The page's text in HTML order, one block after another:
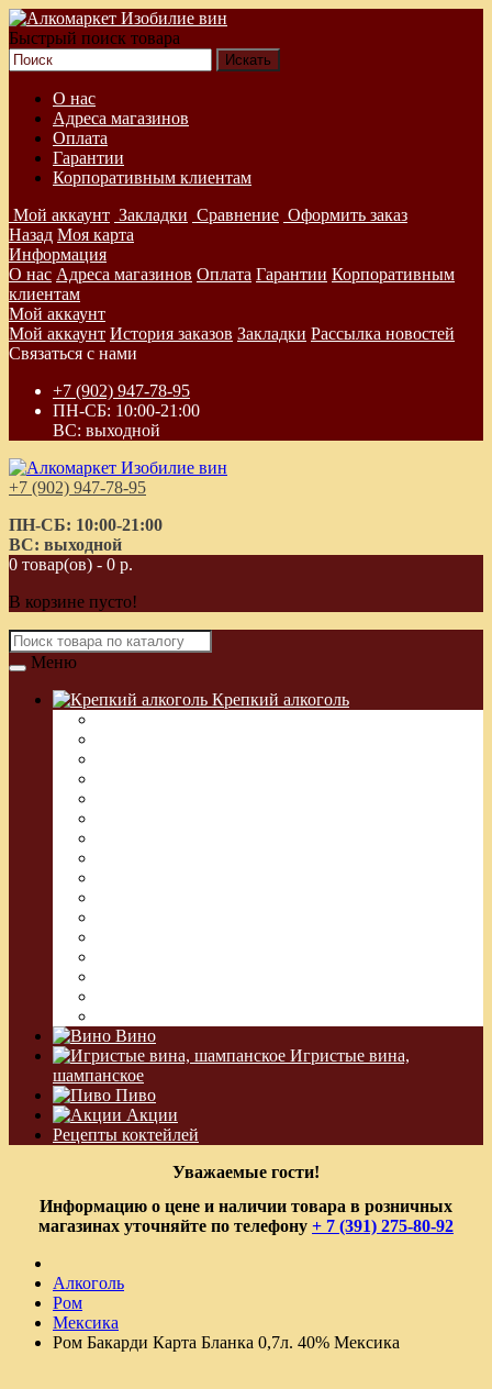
Быстрый поиск товара
О нас
Адреса магазинов
Оплата
Гарантии
Корпоративным клиентам
Мой аккаунт Закладки Сравнение Оформить заказ
Назад Моя карта
Информация
О нас Адреса магазинов Оплата Гарантии Корпоративным
клиентам
Мой аккаунт
Мой аккаунт История заказов Закладки Рассылка новостей
Связаться с нами
+7 (902) 947-78-95
ПН-СБ: 10:00-21:00
ВС: выходной
+7 (902) 947-78-95
ПН-СБ: 10:00-21:00
ВС: выходной
0 товар(ов) - 0 р.
В корзине пусто!
Меню
Крепкий алкоголь
Вино
Игристые вина,
шампанское
Пиво
Акции
Рецепты коктейлей
Уважаемые гости!
Информацию о цене и наличии товара в розничных
магазинах уточняйте по телефону + 7 (391) 275-80-92
Алкоголь
Ром
Мексика
Ром Бакарди Карта Бланка 0,7л. 40% Мексика